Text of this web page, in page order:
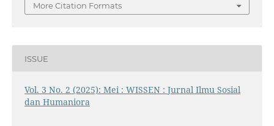
More Citation Formats
ISSUE
Vol. 3 No. 2 (2025): Mei : WISSEN : Jurnal Ilmu Sosial
dan Humaniora